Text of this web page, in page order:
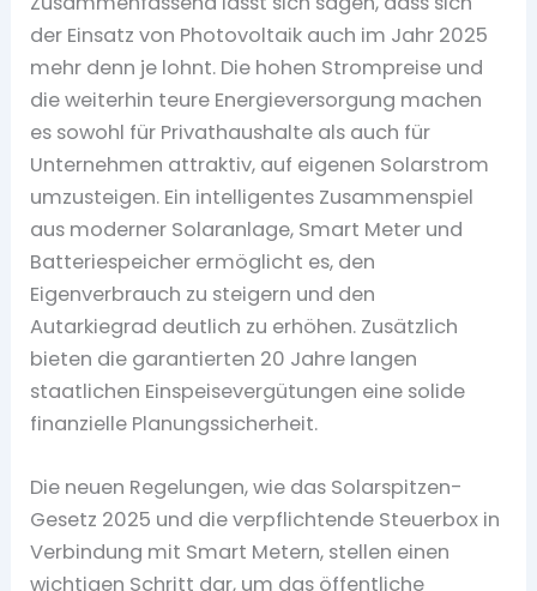
der Einsatz von Photovoltaik auch im Jahr 2025
mehr denn je lohnt. Die hohen Strompreise und
die weiterhin teure Energieversorgung machen
es sowohl für Privathaushalte als auch für
Unternehmen attraktiv, auf eigenen Solarstrom
umzusteigen. Ein intelligentes Zusammenspiel
aus moderner Solaranlage, Smart Meter und
Batteriespeicher ermöglicht es, den
Eigenverbrauch zu steigern und den
Autarkiegrad deutlich zu erhöhen. Zusätzlich
bieten die garantierten 20 Jahre langen
staatlichen Einspeisevergütungen eine solide
finanzielle Planungssicherheit.
Die neuen Regelungen, wie das Solarspitzen-
Gesetz 2025 und die verpflichtende Steuerbox in
Verbindung mit Smart Metern, stellen einen
wichtigen Schritt dar, um das öffentliche